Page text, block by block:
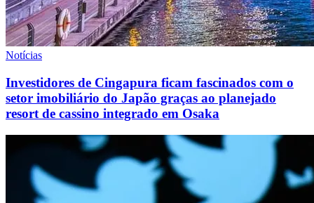
Notícias
Investidores de Cingapura ficam fascinados com o
setor imobiliário do Japão graças ao planejado
resort de cassino integrado em Osaka